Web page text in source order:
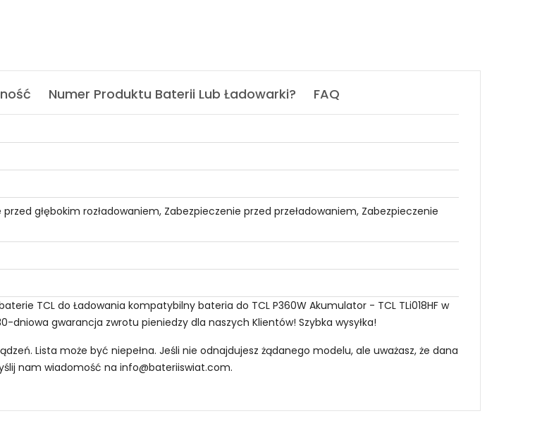
Numer Produktu Baterii Lub Ładowarki? FAQ
głębokim rozładowaniem, Zabezpieczenie przed przeładowaniem, Zabezpieczenie
TCL do Ładowania kompatybilny bateria do TCL P360W Akumulator - TCL TLi018HF w
gwarancja zwrotu pieniedzy dla naszych Klientów! Szybka wysyłka!
Lista może być niepełna. Jeśli nie odnajdujesz żądanego modelu, ale uważasz, że dana
nam wiadomość na info@bateriiswiat.com.